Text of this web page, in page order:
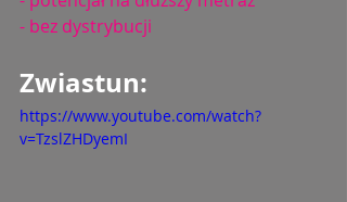
- bez dystrybucji
Zwiastun:
https://www.youtube.com/watch?
v=TzslZHDyemI